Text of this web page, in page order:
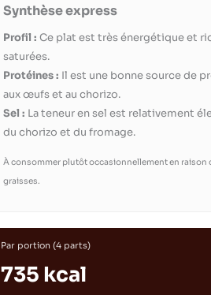
Synthèse express
Profil : Ce plat est très énergétique et
saturées.
Protéines : Il est une bonne source de
aux œufs et au chorizo.
Sel : La teneur en sel est relativement
du chorizo et du fromage.
À consommer plutôt occasionnellement en raison
graisses.
Par portion (4 parts)
735 kcal